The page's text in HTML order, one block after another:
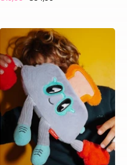
Punchy
toast
knuffel
|
Hello
Hossy